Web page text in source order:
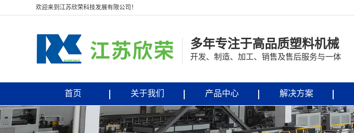
欢迎来到江苏欣荣科技发展有限公司！
多年专注于高品质塑料机械
开发、制造、加工、销售及售后服务与一体
首页 关于我们 产品中心 解决方案